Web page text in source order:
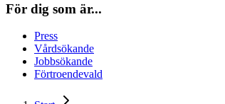
För dig som är...
Press
Vårdsökande
Jobbsökande
Förtroendevald